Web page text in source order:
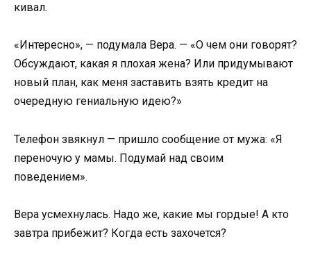
кивал.
«Интересно», — подумала Вера. — «О чем они говорят?
Обсуждают, какая я плохая жена? Или придумывают
новый план, как меня заставить взять кредит на
очередную гениальную идею?»
Телефон звякнул — пришло сообщение от мужа: «Я
переночую у мамы. Подумай над своим
поведением».
Вера усмехнулась. Надо же, какие мы гордые! А кто
завтра прибежит? Когда есть захочется?